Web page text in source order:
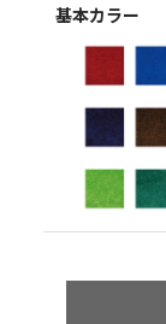
基本カラー